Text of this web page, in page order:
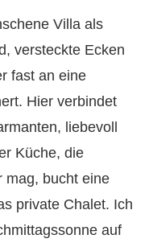
Villa als
versteckte Ecken
fast an eine
Hier verbindet
liebevoll
Küche, die
mag, bucht eine
private Chalet. Ich
auf